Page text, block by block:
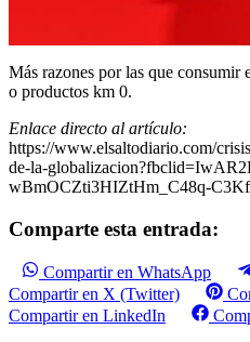
Más razones por las que
o productos km 0.
Enlace directo al artículo:
https://www.elsaltodiario.com/
de-la-
wBmOCZti3HIZtHm_C48q-
Comparte esta entrada:
Compartir en WhatsApp
Compartir en X (Twitter)
Compartir en LinkedIn